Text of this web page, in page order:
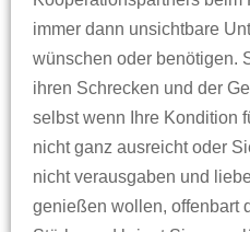
immer dann unsichtbare
wünschen oder benötigen.
ihren Schrecken und der
selbst wenn Ihre Kondition
nicht ganz ausreicht oder
nicht verausgaben und
genießen wollen, offenbart